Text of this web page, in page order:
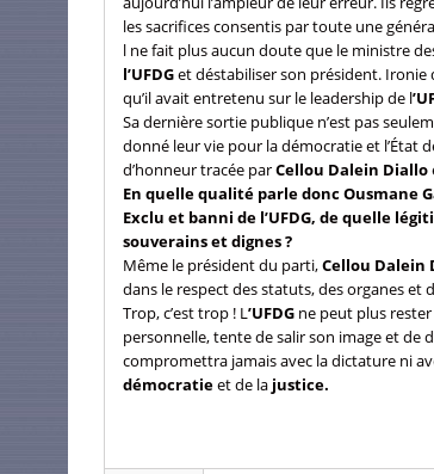
les sacrifices consentis par toute une
l ne fait plus aucun doute que le ministre
l’UFDGet déstabiliser son président.
qu’il avait entretenu sur le leadership de l
Sa dernière sortie publique n’est pas
donné leur vie pour la démocratie et l’État
d’honneur tracée parCellou Dalein Diallo
En quelle qualité parle donc Ousmane
Exclu et banni de l’UFDG, de quelle
souverains et dignes ?
Même le président du parti,Cellou Dalein
dans le respect des statuts, des organes
Trop, c’est trop ! L’UFDG ne peut plus
personnelle, tente de salir son image et de
compromettra jamais avec la dictature ni
démocratieet de la justice.